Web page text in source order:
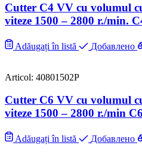
Cutter C4 VV cu volumul
viteze 1500 – 2800 r./min.
Adăugați în listă Добавлено
Articol: 40801502P
Cutter C6 VV cu volumul
viteze 1500 – 2800 r./min
Adăugați în listă Добавлено